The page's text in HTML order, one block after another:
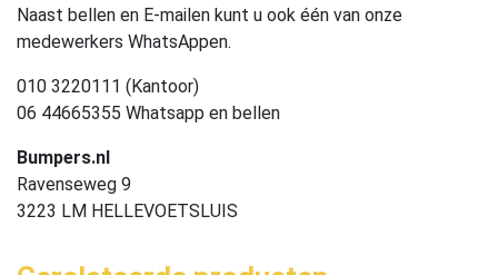
Naast bellen en E-mailen kunt u ook één van onze
medewerkers WhatsAppen.
010 3220111 (Kantoor)
06 44665355 Whatsapp en bellen
Bumpers.nl
Ravenseweg 9
3223 LM HELLEVOETSLUIS